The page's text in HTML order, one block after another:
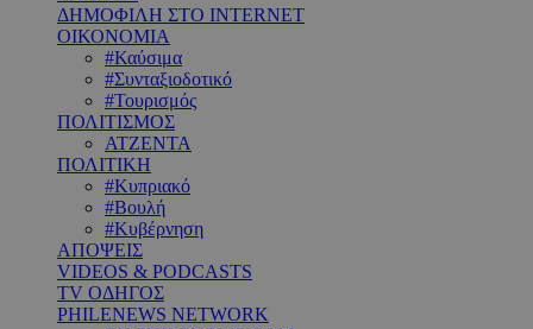
ΔΗΜΟΦΙΛΗ ΣΤΟ INTERNET
ΟΙΚΟΝΟΜΙΑ
#Καύσιμα
#Συνταξιοδοτικό
#Τουρισμός
ΠΟΛΙΤΙΣΜΟΣ
ΑΤΖΕΝΤΑ
ΠΟΛΙΤΙΚΗ
#Κυπριακό
#Βουλή
#Κυβέρνηση
ΑΠΟΨΕΙΣ
VIDEOS & PODCASTS
TV ΟΔΗΓΟΣ
PHILENEWS NETWORK